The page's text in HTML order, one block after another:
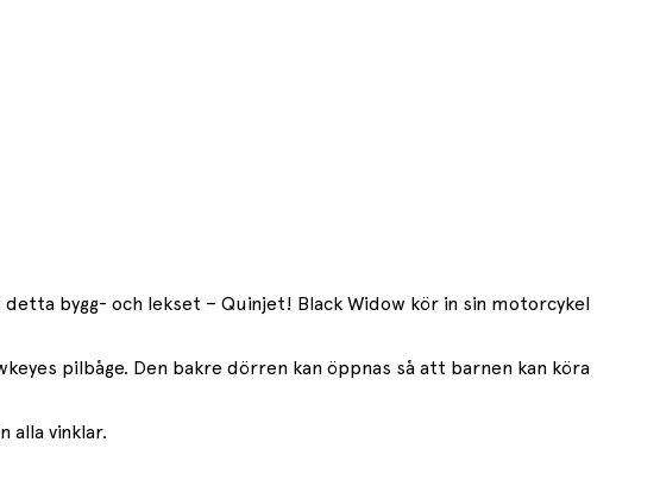
bygg- och lekset – Quinjet! Black Widow kör in sin motorcykel
pilbåge. Den bakre dörren kan öppnas så att barnen kan köra
alla vinklar.